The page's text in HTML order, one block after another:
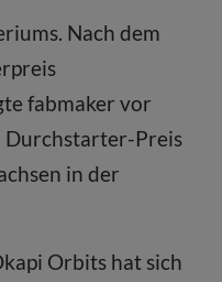
Nach dem
fabmaker vor
Durchstarter-Preis
in der
Orbits hat sich